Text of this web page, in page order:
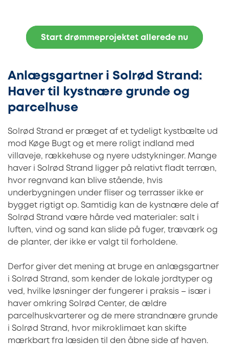
Start drømmeprojektet allerede nu
Anlægsgartner i Solrød Strand:
Haver til kystnære grunde og
parcelhuse
Solrød Strand er præget af et tydeligt kystbælte ud
mod Køge Bugt og et mere roligt indland med
villaveje, rækkehuse og nyere udstykninger. Mange
haver i Solrød Strand ligger på relativt fladt terræn,
hvor regnvand kan blive stående, hvis
underbygningen under fliser og terrasser ikke er
bygget rigtigt op. Samtidig kan de kystnære dele af
Solrød Strand være hårde ved materialer: salt i
luften, vind og sand kan slide på fuger, træværk og
de planter, der ikke er valgt til forholdene.
Derfor giver det mening at bruge en anlægsgartner
i Solrød Strand, som kender de lokale jordtyper og
ved, hvilke løsninger der fungerer i praksis – især i
haver omkring Solrød Center, de ældre
parcelhuskvarterer og de mere strandnære grunde
i Solrød Strand, hvor mikroklimaet kan skifte
mærkbart fra læsiden til den åbne side af haven.